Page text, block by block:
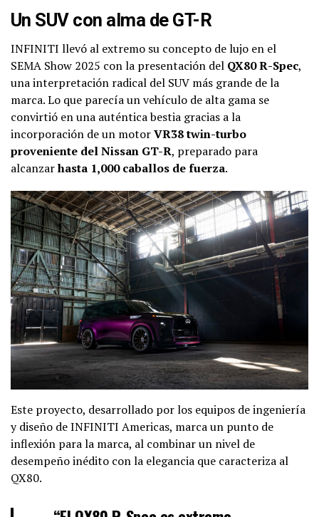
Un SUV con alma de GT-R
INFINITI llevó al extremo su concepto de lujo en el
SEMA Show 2025 con la presentación del QX80 R-Spec,
una interpretación radical del SUV más grande de la
marca. Lo que parecía un vehículo de alta gama se
convirtió en una auténtica bestia gracias a la
incorporación de un motorVR38 twin-turbo
proveniente del Nissan GT-R, preparado para
alcanzarhasta 1,000 caballos de fuerza.
Este proyecto, desarrollado por los equipos de ingeniería
y diseño de INFINITI Americas, marca un punto de
inflexión para la marca, al combinar un nivel de
desempeño inédito con la elegancia que caracteriza al
QX80.